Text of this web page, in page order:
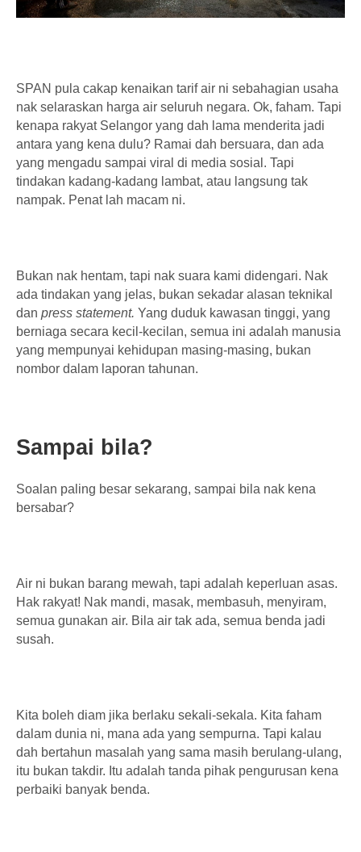
SPAN pula cakap kenaikan tarif air ni sebahagian usaha
nak selaraskan harga air seluruh negara. Ok, faham. Tapi
kenapa rakyat Selangor yang dah lama menderita jadi
antara yang kena dulu? Ramai dah bersuara, dan ada
yang mengadu sampai viral di media sosial. Tapi
tindakan kadang-kadang lambat, atau langsung tak
nampak. Penat lah macam ni.
Bukan nak hentam, tapi nak suara kami didengari. Nak
ada tindakan yang jelas, bukan sekadar alasan teknikal
dan press statement. Yang duduk kawasan tinggi, yang
berniaga secara kecil-kecilan, semua ini adalah manusia
yang mempunyai kehidupan masing-masing, bukan
nombor dalam laporan tahunan.
Sampai bila?
Soalan paling besar sekarang, sampai bila nak kena
bersabar?
Air ni bukan barang mewah, tapi adalah keperluan asas.
Hak rakyat! Nak mandi, masak, membasuh, menyiram,
semua gunakan air. Bila air tak ada, semua benda jadi
susah.
Kita boleh diam jika berlaku sekali-sekala. Kita faham
dalam dunia ni, mana ada yang sempurna. Tapi kalau
dah bertahun masalah yang sama masih berulang-ulang,
itu bukan takdir. Itu adalah tanda pihak pengurusan kena
perbaiki banyak benda.